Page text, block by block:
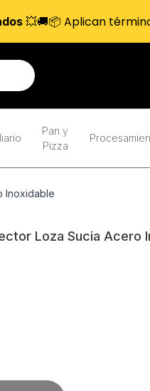
Pan y
Pizza
Inoxidable
Loza Sucia Acero
💥🚚📦 Aplican